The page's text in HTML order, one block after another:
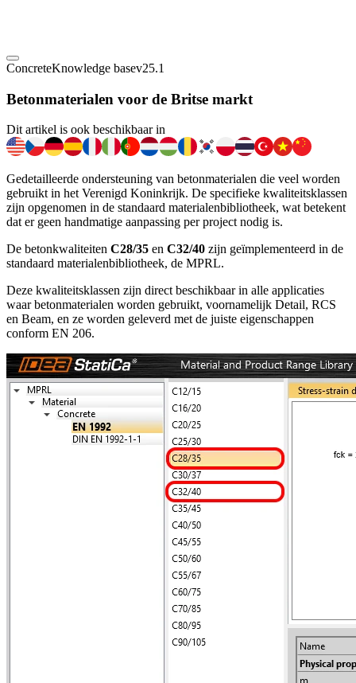
ConcreteKnowledge basev25.1
Betonmaterialen voor de Britse markt
Dit artikel is ook beschikbaar in
Gedetailleerde ondersteuning van betonmaterialen die veel worden
gebruikt in het Verenigd Koninkrijk. De specifieke kwaliteitsklassen
zijn opgenomen in de standaard materialenbibliotheek, wat betekent
dat er geen handmatige aanpassing per project nodig is.
De betonkwaliteiten C28/35 en C32/40 zijn geïmplementeerd in de
standaard materialenbibliotheek, de MPRL.
Deze kwaliteitsklassen zijn direct beschikbaar in alle applicaties
waar betonmaterialen worden gebruikt, voornamelijk Detail, RCS
en Beam, en ze worden geleverd met de juiste eigenschappen
conform EN 206.